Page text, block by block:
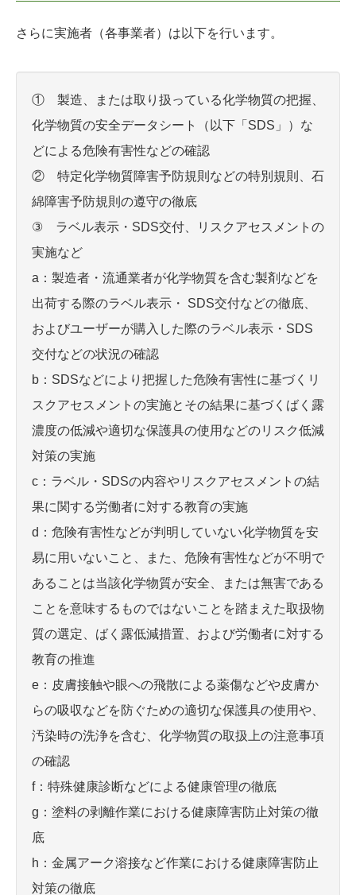
さらに実施者（各事業者）は以下を行います。
① 製造、または取り扱っている化学物質の把握、
化学物質の安全データシート（以下「SDS」）な
どによる危険有害性などの確認
② 特定化学物質障害予防規則などの特別規則、石
綿障害予防規則の遵守の徹底
③ ラベル表示・SDS交付、リスクアセスメントの
実施など
a：製造者・流通業者が化学物質を含む製剤などを
出荷する際のラベル表示・ SDS交付などの徹底、
およびユーザーが購入した際のラベル表示・SDS
交付などの状況の確認
b：SDSなどにより把握した危険有害性に基づくリ
スクアセスメントの実施とその結果に基づくばく露
濃度の低減や適切な保護具の使用などのリスク低減
対策の実施
c：ラベル・SDSの内容やリスクアセスメントの結
果に関する労働者に対する教育の実施
d：危険有害性などが判明していない化学物質を安
易に用いないこと、また、危険有害性などが不明で
あることは当該化学物質が安全、または無害である
ことを意味するものではないことを踏まえた取扱物
質の選定、ばく露低減措置、および労働者に対する
教育の推進
e：皮膚接触や眼への飛散による薬傷などや皮膚か
らの吸収などを防ぐための適切な保護具の使用や、
汚染時の洗浄を含む、化学物質の取扱上の注意事項
の確認
f：特殊健康診断などによる健康管理の徹底
g：塗料の剥離作業における健康障害防止対策の徹
底
h：金属アーク溶接など作業における健康障害防止
対策の徹底